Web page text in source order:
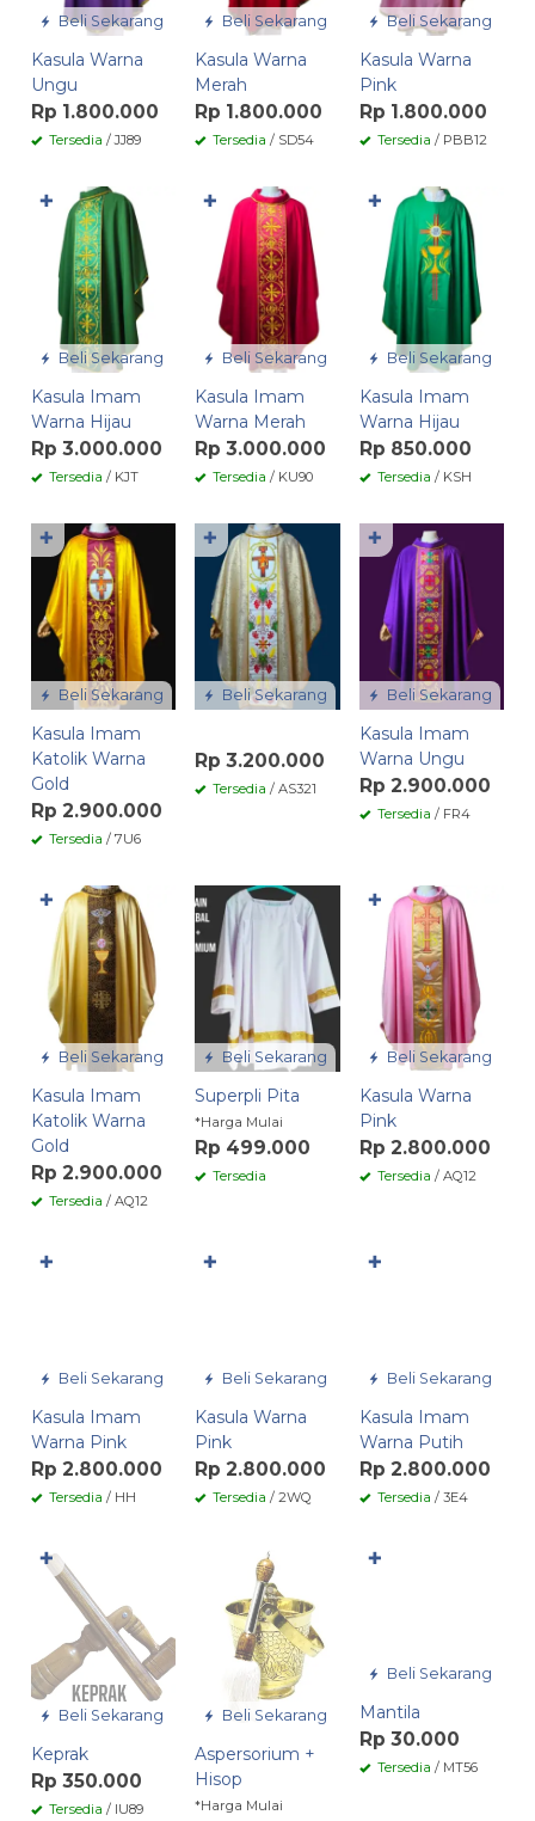
Beli Sekarang
Kasula Warna
Ungu
Rp 1.800.000
Tersedia / JJ89
Beli Sekarang
Kasula Warna
Merah
Rp 1.800.000
Tersedia / SD54
Beli Sekarang
Kasula Warna
Pink
Rp 1.800.000
Tersedia / PBB12
Beli Sekarang
Kasula Imam
Warna Hijau
Rp 3.000.000
Tersedia / KJT
✚
Beli Sekarang
Kasula Imam
Warna Merah
Rp 3.000.000
Tersedia / KU90
✚
Beli Sekarang
Kasula Imam
Warna Hijau
Rp 850.000
Tersedia / KSH
✚
Beli Sekarang
Kasula Imam
Katolik Warna
Gold
Rp 2.900.000
Tersedia / 7U6
✚
Beli Sekarang
Rp 3.200.000
Tersedia / AS321
✚
Beli Sekarang
Kasula Imam
Warna Ungu
Rp 2.900.000
Tersedia / FR4
✚
Beli Sekarang
Kasula Imam
Katolik Warna
Gold
Rp 2.900.000
Tersedia / AQ12
✚
Beli Sekarang
Superpli Pita
*Harga Mulai
Rp 499.000
Tersedia
Beli Sekarang
Kasula Warna
Pink
Rp 2.800.000
Tersedia / AQ12
✚
Beli Sekarang
Kasula Imam
Warna Pink
Rp 2.800.000
Tersedia / HH
✚
Beli Sekarang
Kasula Warna
Pink
Rp 2.800.000
Tersedia / 2WQ
✚
Beli Sekarang
Kasula Imam
Warna Putih
Rp 2.800.000
Tersedia / 3E4
✚
Beli Sekarang
Keprak
Rp 350.000
Tersedia / IU89
✚
Beli Sekarang
Aspersorium +
Hisop
*Harga Mulai
Beli Sekarang
Mantila
Rp 30.000
Tersedia / MT56
✚